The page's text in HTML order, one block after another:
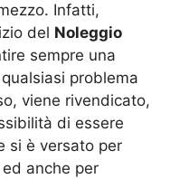
Infatti,
del Noleggio
sempre una
problema
viene rivendicato,
di essere
si è versato per
ed anche per